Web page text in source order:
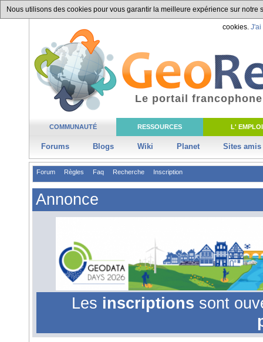
Nous utilisons des cookies pour vous garantir la meilleure expérience sur
cookies. J'ai
COMMUNAUTÉ RESSOURCES L' EMPLOI
Forums Blogs Wiki Planet Sites amis
Le portail
Forum Règles Faq Recherche Inscription
Annonce
Les inscriptions sont